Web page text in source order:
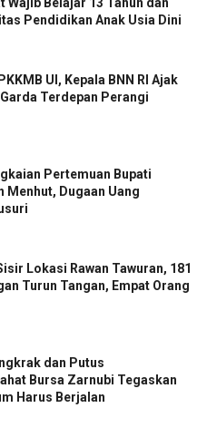
Pendidikan Anak Usia Dini
UI, Kepala BNN RI Ajak
Terdepan Perangi
Pertemuan Bupati
Menhut, Dugaan Uang
Lokasi Rawan Tawuran, 181
Turun Tangan, Empat Orang
dan Putus
Bursa Zarnubi Tegaskan
Harus Berjalan